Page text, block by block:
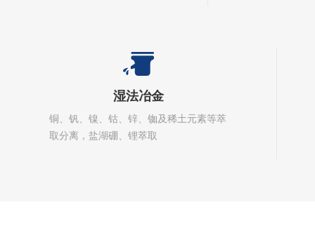
湿法冶金
铜、钒、镍、钴、锌、铷及稀土元素等萃
取分离，盐湖硼、锂萃取